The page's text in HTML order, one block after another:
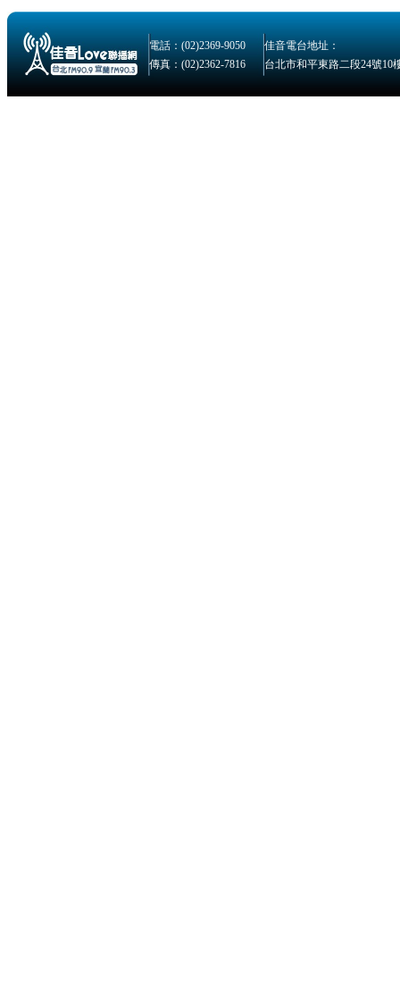
電話：(02)2369-9050
佳音電台地址：
傳真：(02)2362-7816
台北市和平東路二段24號10